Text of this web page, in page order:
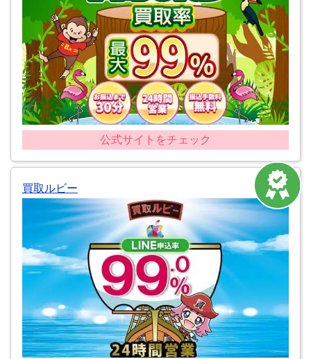
公式サイトをチェック
買取ルビー